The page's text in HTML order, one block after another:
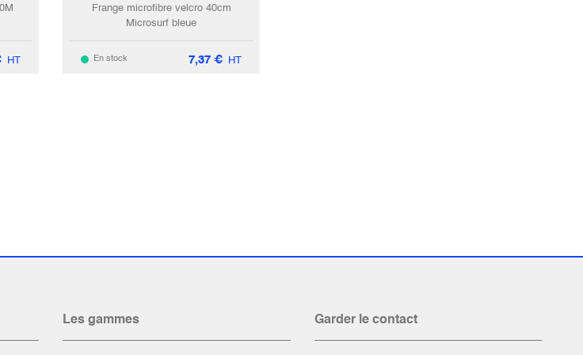
HT
Frange microfibre velcro 40cm
Microsurf bleue
En stock 7,37 € HT
Les gammes Garder le contact